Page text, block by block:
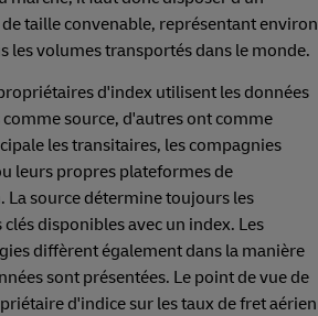
taille convenable, représentant environ
les volumes transportés dans le monde.
d'index utilisent les données
source, d'autres ont comme
les transitaires, les compagnies
leurs propres plateformes de
La source détermine toujours les
disponibles avec un index. Les
diffèrent également dans la manière
sont présentées. Le point de vue de
d'indice sur les taux de fret aérien